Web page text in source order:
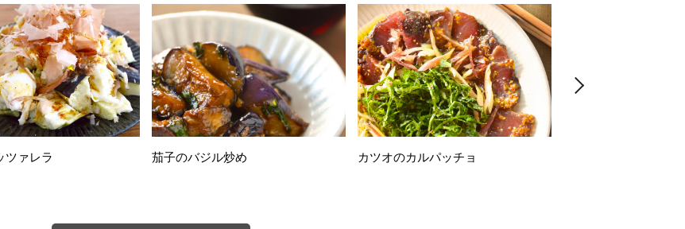
ツァレラ 茄子のバジル炒め カツオのカルパッチョ